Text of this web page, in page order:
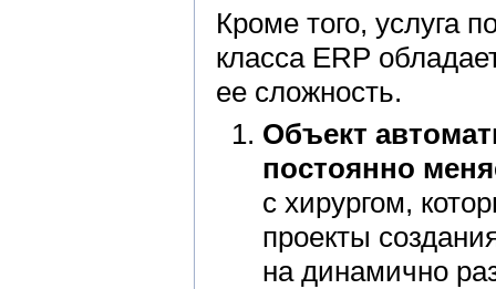
Кроме того, услуга
класса ERP
ее сложность.
Объект
постоянно
с хирургом,
проекты
на динамично